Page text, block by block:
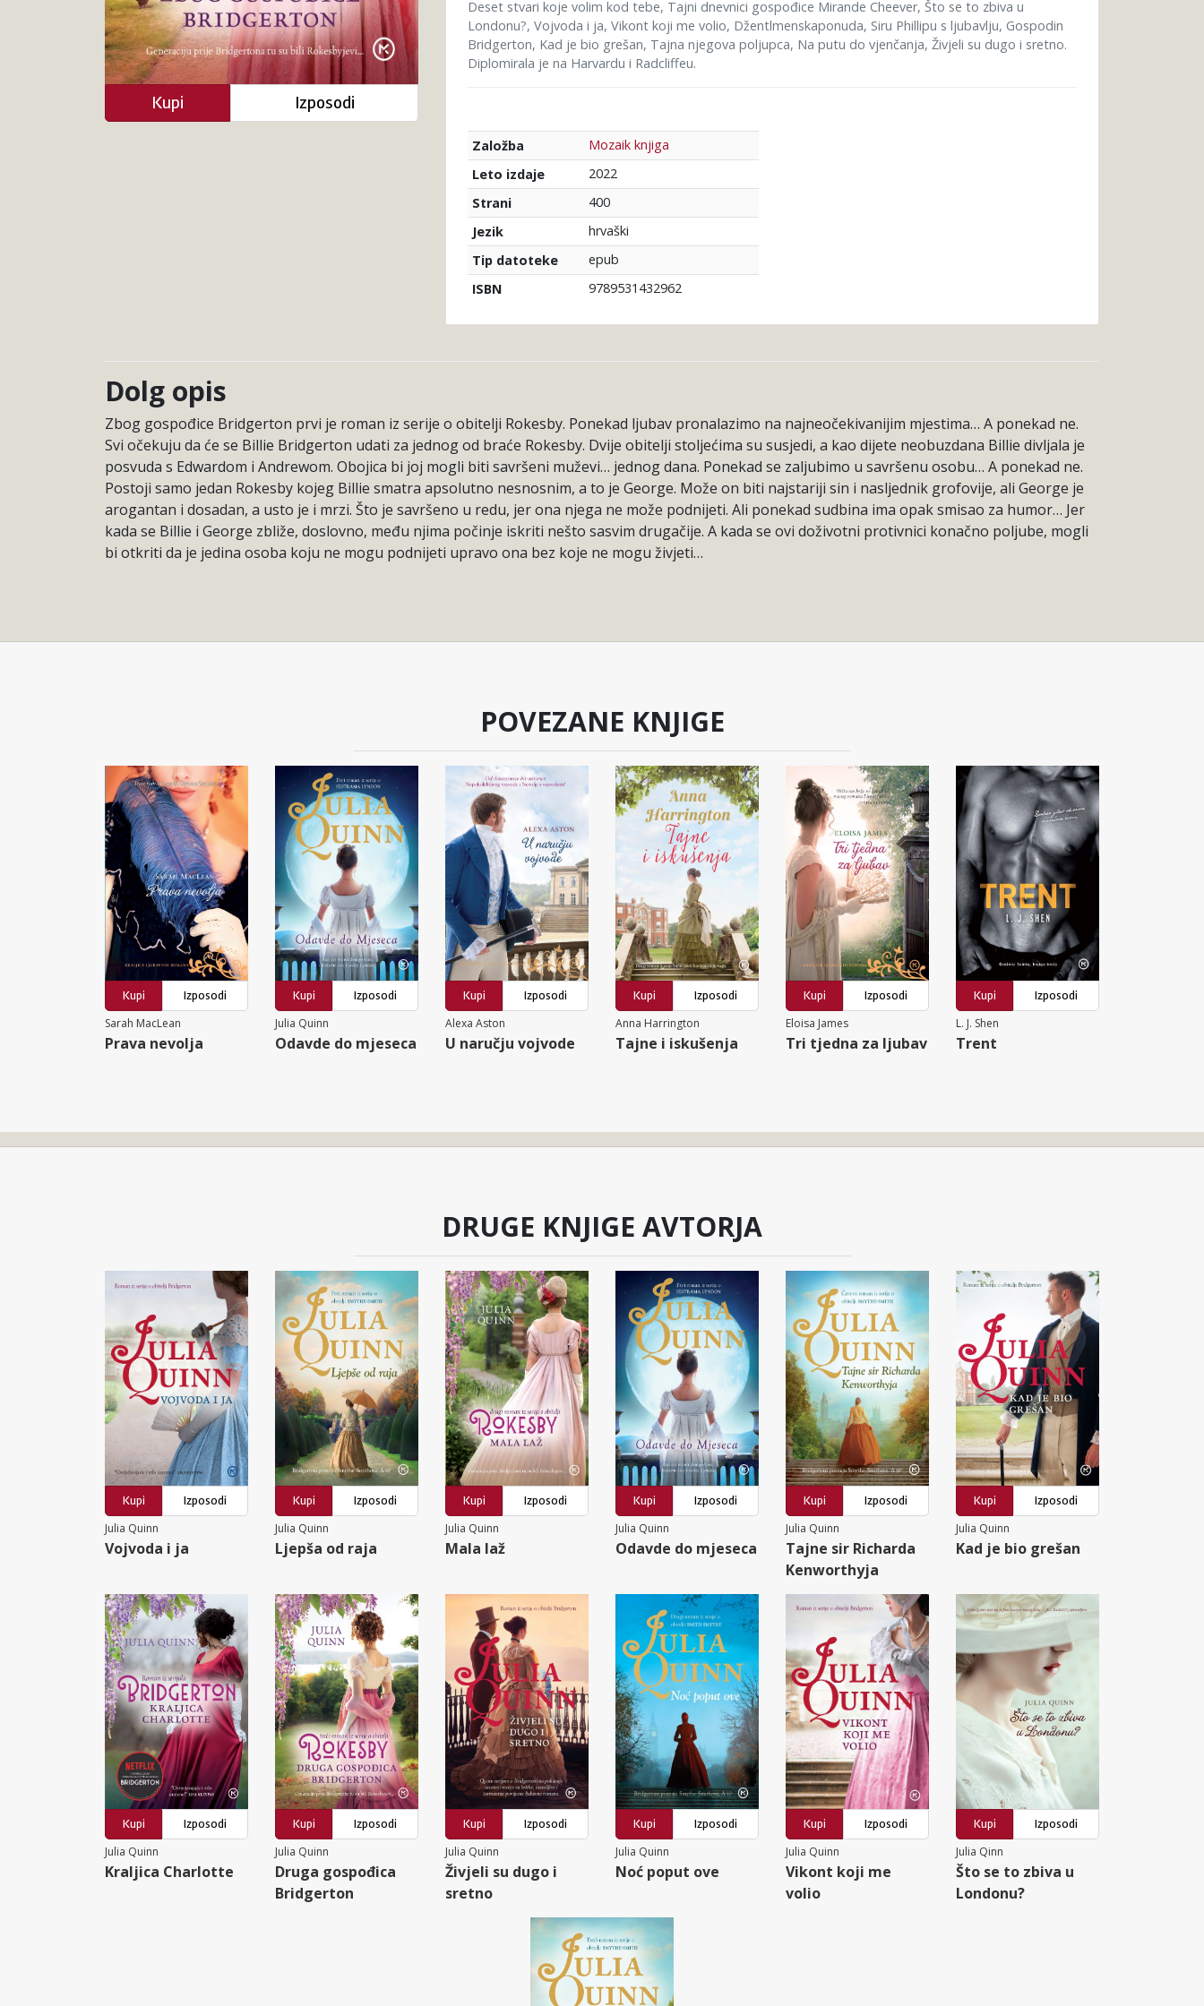
Deset stvari koje volim kod tebe, Tajni dnevnici gospođice Mirande Cheever, Što se to zbiva u
Londonu?, Vojvoda i ja, Vikont koji me volio, Džentlmenskaponuda, Siru Phillipu s ljubavlju, Gospodin
Bridgerton, Kad je bio grešan, Tajna njegova poljupca, Na putu do vjenčanja, Živjeli su dugo i sretno.
Diplomirala je na Harvardu i Radcliffeu.
Založba
Mozaik knjiga
Leto izdaje
2022
Strani
400
Jezik
hrvaški
Tip datoteke
epub
ISBN
9789531432962
Kupi Izposodi
Dolg opis
Zbog gospođice Bridgerton prvi je roman iz serije o obitelji Rokesby. Ponekad ljubav pronalazimo na najneočekivanijim mjestima… A ponekad ne.
Svi očekuju da će se Billie Bridgerton udati za jednog od braće Rokesby. Dvije obitelji stoljećima su susjedi, a kao dijete neobuzdana Billie divljala je
posvuda s Edwardom i Andrewom. Obojica bi joj mogli biti savršeni muževi… jednog dana. Ponekad se zaljubimo u savršenu osobu… A ponekad ne.
Postoji samo jedan Rokesby kojeg Billie smatra apsolutno nesnosnim, a to je George. Može on biti najstariji sin i nasljednik grofovije, ali George je
arogantan i dosadan, a usto je i mrzi. Što je savršeno u redu, jer ona njega ne može podnijeti. Ali ponekad sudbina ima opak smisao za humor… Jer
kada se Billie i George zbliže, doslovno, među njima počinje iskriti nešto sasvim drugačije. A kada se ovi doživotni protivnici konačno poljube, mogli
bi otkriti da je jedina osoba koju ne mogu podnijeti upravo ona bez koje ne mogu živjeti…
POVEZANE KNJIGE
Kupi
Izposodi
Sarah MacLean
Prava nevolja
Kupi
Izposodi
Julia Quinn
Odavde do mjeseca
Kupi
Izposodi
Alexa Aston
U naručju vojvode
Kupi
Izposodi
Anna Harrington
Tajne i iskušenja
Kupi
Izposodi
Eloisa James
Tri tjedna za ljubav
Kupi
Izposodi
L. J. Shen
Trent
DRUGE KNJIGE AVTORJA
Kupi
Izposodi
Julia Quinn
Vojvoda i ja
Kupi
Izposodi
Julia Quinn
Ljepša od raja
Kupi
Izposodi
Julia Quinn
Mala laž
Kupi
Izposodi
Julia Quinn
Odavde do mjeseca
Kupi
Izposodi
Julia Quinn
Tajne sir Richarda
Kenworthyja
Kupi
Izposodi
Julia Quinn
Kad je bio grešan
Kupi
Izposodi
Julia Quinn
Kraljica Charlotte
Kupi
Izposodi
Julia Quinn
Druga gospođica
Bridgerton
Kupi
Izposodi
Julia Quinn
Živjeli su dugo i
sretno
Kupi
Izposodi
Julia Quinn
Noć poput ove
Kupi
Izposodi
Julia Quinn
Vikont koji me
volio
Kupi
Izposodi
Julia Qinn
Što se to zbiva u
Londonu?